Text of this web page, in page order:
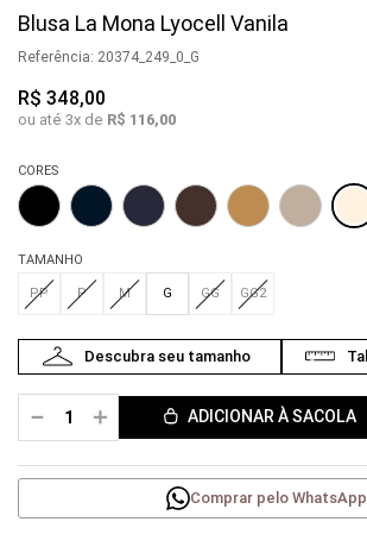
Blusa La Mona Lyocell Vanila
Referência: 20374_249_0_G
R$ 348,00
ou até 3x de R$ 116,00
CORES
TAMANHO
PP P M G GG GG2
＋
－ ADICIONAR À SACOLA
Comprar pelo WhatsApp